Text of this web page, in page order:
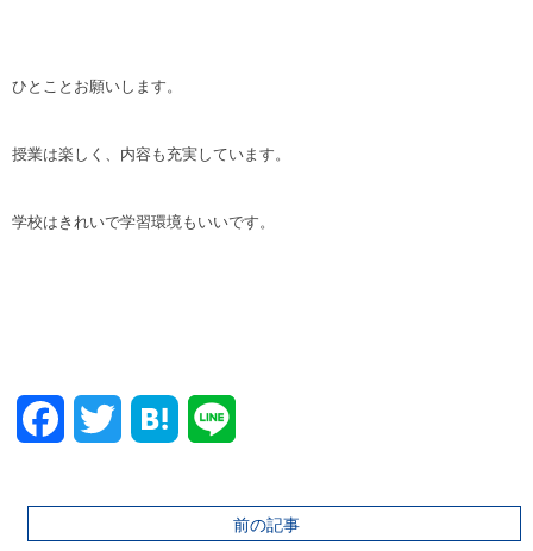
ひとことお願いします。
授業は楽しく、内容も充実しています。
学校はきれいで学習環境もいいです。
FacebookTwitter
前の記事